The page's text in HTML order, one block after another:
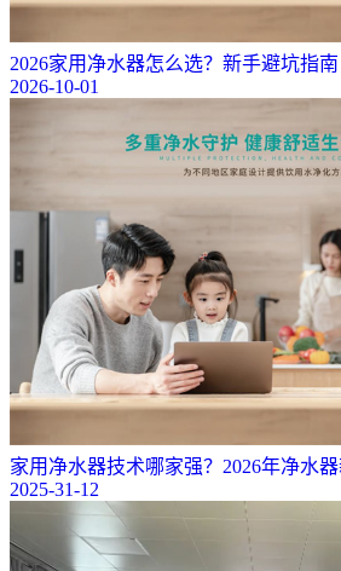
2026家用净水器怎么选？新手避坑指
2026-10-01
家用净水器技术哪家强？2026年净水
2025-31-12